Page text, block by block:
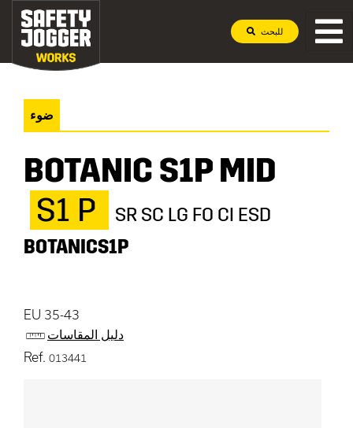
للبحث
ضوء
BOTANIC S1P MID
S1 P
SR SC LG FO CI ESD
BOTANICS1P
EU 35-43
دليل المقاسات
Ref. 013441